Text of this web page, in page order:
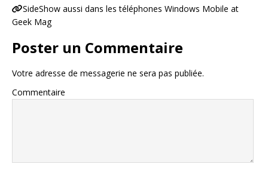
SideShow aussi dans les téléphones Windows Mobile at
Geek Mag
Poster un Commentaire
Votre adresse de messagerie ne sera pas publiée.
Commentaire